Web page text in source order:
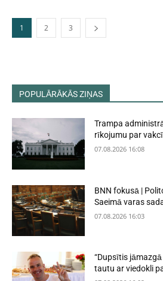
1 2 3
POPULĀRĀKĀS ZIŅAS
Trampa
rīkojumu par
07.08.2026 16:08
BNN fokusā |
Saeimā varas
07.08.2026 16:03
“Dupsītis
tautu ar viedokli